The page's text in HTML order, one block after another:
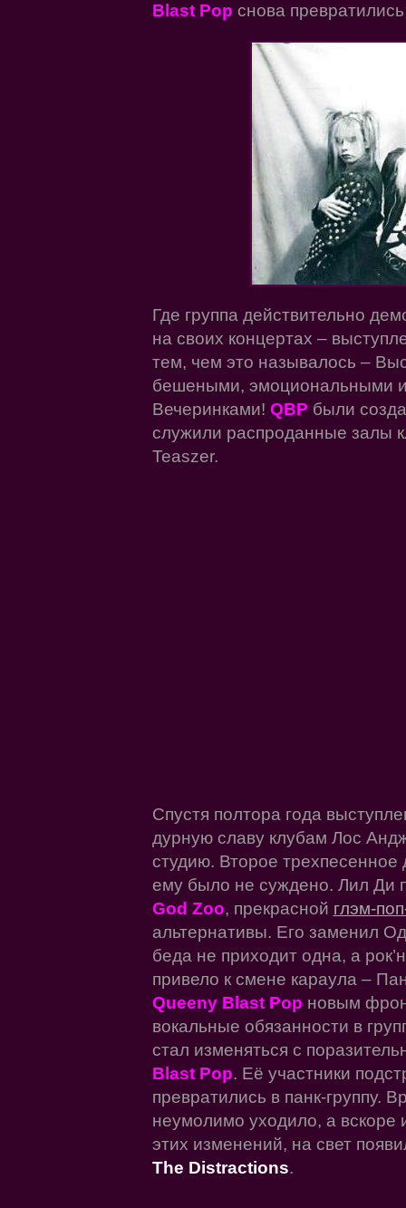
Blast Pop снова превратились
Где группа действительно
на своих концертах –
тем, чем это называлось –
бешеными, эмоциональными
Вечеринками! QBP были
служили распроданные залы
Teaszer.
Спустя полтора года
дурную славу клубам Лос
студию. Второе
ему было не суждено. Лил Ди
God Zoo, прекрасной глэм-
альтернативы. Его заменил
беда не приходит одна, а
привело к смене караула –
Queeny Blast Pop новым
вокальные обязанности в
стал изменяться с
Blast Pop. Её участники
превратились в панк-группу.
неумолимо уходило, а вскоре
этих изменений, на свет
The Distractions.